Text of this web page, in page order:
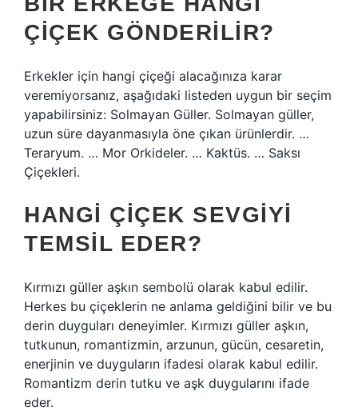
ÇIÇEK GÖNDERILIR?
Erkekler için hangi çiçeği alacağınıza karar
veremiyorsanız, aşağıdaki listeden uygun bir seçim
yapabilirsiniz: Solmayan Güller. Solmayan güller,
uzun süre dayanmasıyla öne çıkan ürünlerdir. …
Teraryum. … Mor Orkideler. … Kaktüs. … Saksı
Çiçekleri.
HANGI ÇIÇEK SEVGIYI
TEMSIL EDER?
Kırmızı güller aşkın sembolü olarak kabul edilir.
Herkes bu çiçeklerin ne anlama geldiğini bilir ve bu
derin duyguları deneyimler. Kırmızı güller aşkın,
tutkunun, romantizmin, arzunun, gücün, cesaretin,
enerjinin ve duyguların ifadesi olarak kabul edilir.
Romantizm derin tutku ve aşk duygularını ifade
eder.